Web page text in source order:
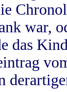
war,
das